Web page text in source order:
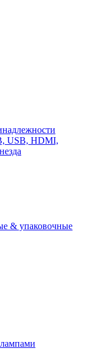
USB, HDMI,
& упаковочные